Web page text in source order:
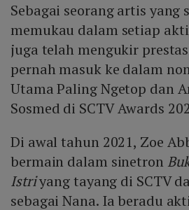
Sebagai seorang artis yang
memukau dalam setiap
juga telah mengukir
pernah masuk ke dalam
Utama Paling Ngetop dan
Sosmed di SCTV Awards
Di awal tahun 2021, Zoe
bermain dalam sinetron
Istriyang tayang di SCTV
sebagai Nana. Ia beradu